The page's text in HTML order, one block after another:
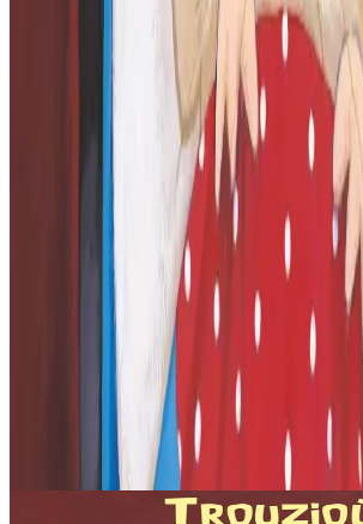
Produioù liammet gant ar post-mañ
4 bloaz hag ouzhpenn